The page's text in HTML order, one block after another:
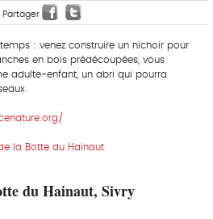
Partager
: venez construire un nichoir pour
en bois prédécoupées, vous
adulte-enfant, un abri qui pourra
la Botte du Hainaut
du Hainaut, Sivry